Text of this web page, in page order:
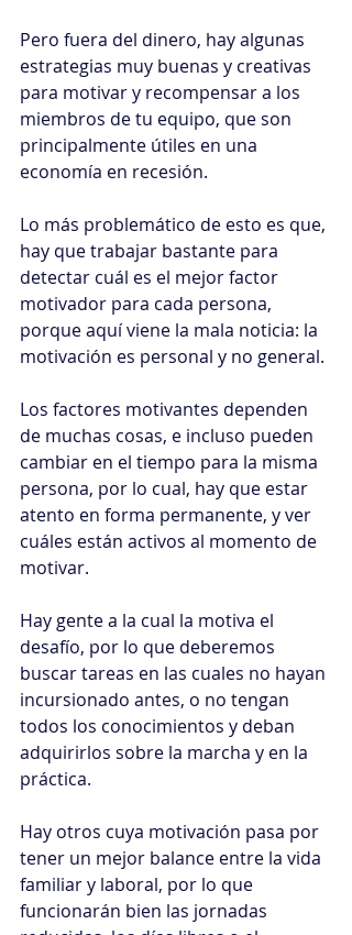
Pero fuera del dinero, hay algunas
estrategias muy buenas y creativas
para motivar y recompensar a los
miembros de tu equipo, que son
principalmente útiles en una
economía en recesión.
Lo más problemático de esto es que,
hay que trabajar bastante para
detectar cuál es el mejor factor
motivador para cada persona,
porque aquí viene la mala noticia: la
motivación es personal y no general.
Los factores motivantes dependen
de muchas cosas, e incluso pueden
cambiar en el tiempo para la misma
persona, por lo cual, hay que estar
atento en forma permanente, y ver
cuáles están activos al momento de
motivar.
Hay gente a la cual la motiva el
desafío, por lo que deberemos
buscar tareas en las cuales no hayan
incursionado antes, o no tengan
todos los conocimientos y deban
adquirirlos sobre la marcha y en la
práctica.
Hay otros cuya motivación pasa por
tener un mejor balance entre la vida
familiar y laboral, por lo que
funcionarán bien las jornadas